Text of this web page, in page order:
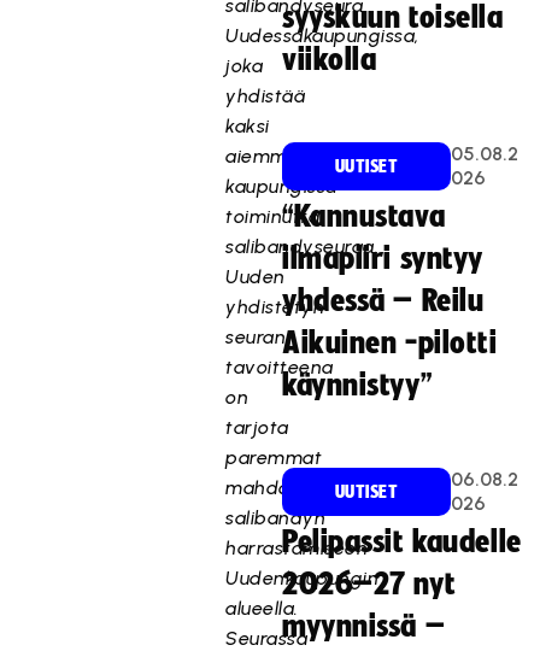
salibandyseura
Uudessakaupungissa,
joka
yhdistää
kaksi
aiemmin
kaupungissa
toiminutta
salibandyseuraa.
Uuden
yhdistetyn
seuran
tavoitteena
on
tarjota
paremmat
mahdollisuudet
salibandyn
harrastamiseen
Uudenkaupungin
alueella.
Seurassa
syyskuun toisella
viikolla
UUTISET
05.08.2
026
“Kannustava
ilmapiiri syntyy
yhdessä – Reilu
Aikuinen -pilotti
käynnistyy”
UUTISET
06.08.2
026
Pelipassit kaudelle
2026–27 nyt
myynnissä –